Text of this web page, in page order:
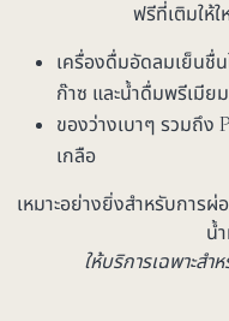
ฟรีที่เติมให้ใ
เครื่องดื่มอัดลมเย็นชื่น
ก๊าซ และน้ำดื่มพรีเมีย
ของว่างเบาๆ รวมถึง
เกลือ
เหมาะอย่างยิ่งสำหรับการผ่
น้
ให้บริการเฉพาะส